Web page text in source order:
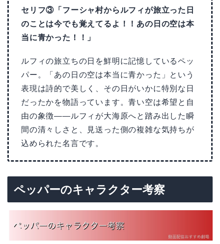
セリフ③「フーシャ村からルフィが旅立った日
のことは今でも覚えてるよ！！あの日の空は本
当に青かった！！」
ルフィの旅立ちの日を鮮明に記憶しているペッ
パー。「あの日の空は本当に青かった」という
表現は詩的で美しく、その日がいかに特別な日
だったかを物語っています。青い空は希望と自
由の象徴——ルフィが大海原へと踏み出した瞬
間の清々しさと、見送った側の複雑な気持ちが
込められた名言です。
ペッパーのキャラクター考察